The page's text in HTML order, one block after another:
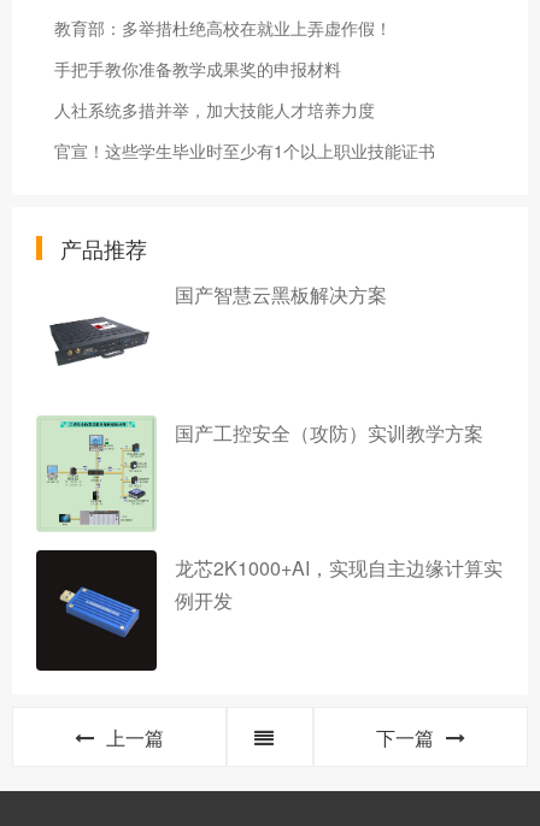
教育部：多举措杜绝高校在就业上弄虚作假！
手把手教你准备教学成果奖的申报材料
人社系统多措并举，加大技能人才培养力度
官宣！这些学生毕业时至少有1个以上职业技能证书
产品推荐
国产智慧云黑板解决方案
国产工控安全（攻防）实训教学方案
龙芯2K1000+AI，实现自主边缘计算实
例开发
上一篇 下一篇